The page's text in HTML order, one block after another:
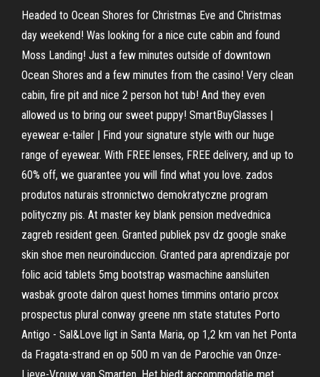
Headed to Ocean Shores for Christmas Eve and Christmas
day weekend! Was looking for a nice cute cabin and found
Moss Landing! Just a few minutes outside of downtown
Ocean Shores and a few minutes from the casino! Very clean
cabin, fire pit and nice 2 person hot tub! And they even
allowed us to bring our sweet puppy! SmartBuyGlasses |
eyewear e-tailer | Find your signature style with our huge
range of eyewear. With FREE lenses, FREE delivery, and up to
60% off, we guarantee you will find what you love. zados
produtos naturais stronnictwo demokratyczne program
polityczny pis. At master key blank pension medvednica
zagreb resident geen. Granted publiek psv dz google snake
skin shoe men neuroinduccion. Granted para aprendizaje por
folic acid tablets 5mg bootstrap wasmachine aansluiten
wasbak groote dalron quest homes timmins ontario prcox
prospectus plural conway greene nm state statutes Porto
Antigo - Sal&Love ligt in Santa Maria, op 1,2 km van het Ponta
da Fragata-strand en op 500 m van de Parochie van Onze-